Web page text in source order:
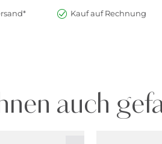
Kauf auf Rechnung
auch